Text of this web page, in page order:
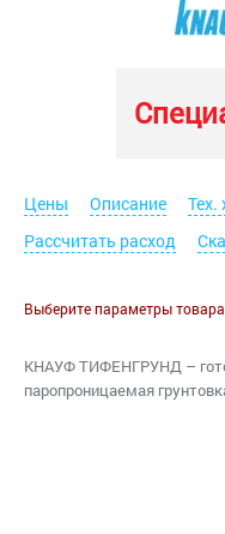
Цены Описание Тех.
Рассчитать расход
Выберите параметры товара
КНАУФ ТИФЕНГРУНД –
паропроницаемая